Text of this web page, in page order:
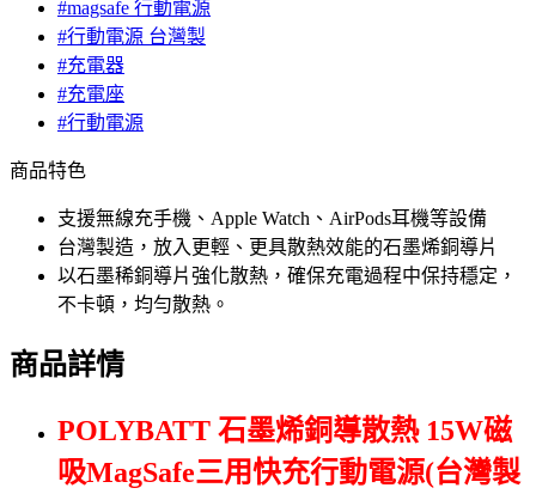
#magsafe 行動電源
#行動電源 台灣製
#充電器
#充電座
#行動電源
商品特色
支援無線充手機、Apple Watch、AirPods耳機等設備
台灣製造，放入更輕、更具散熱效能的石墨烯銅導片
以石墨稀銅導片強化散熱，確保充電過程中保持穩定，
不卡頓，均勻散熱。
商品詳情
POLYBATT 石墨烯銅導散熱 15W磁
吸MagSafe三用快充行動電源(台灣製